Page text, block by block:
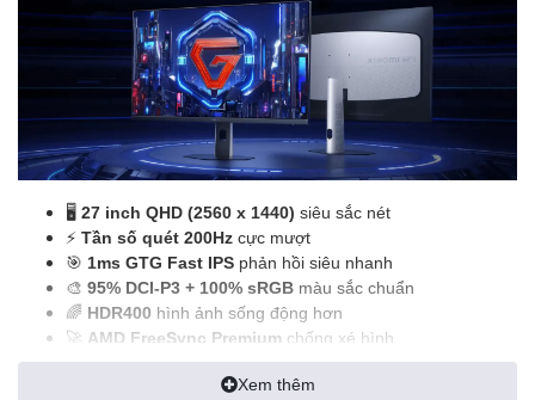
🖥️ 27 inch QHD (2560 x 1440) siêu sắc nét
⚡ Tần số quét 200Hz cực mượt
🎯 1ms GTG Fast IPS phản hồi siêu nhanh
🎨 95% DCI-P3 + 100% sRGB màu sắc chuẩn
🌈 HDR400 hình ảnh sống động hơn
🚀 AMD FreeSync Premium chống xé hình
👁️TÜV Low Blue Lightbảo vệ mắt
2 DP 1.4 + 2 HDMI 2.0kết nối đa thiết bị
Xem thêm